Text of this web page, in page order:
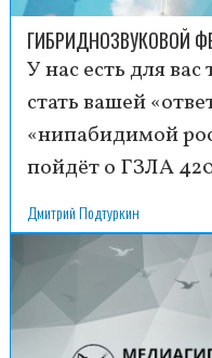
ГИБРИДНОЗВУКОВОЙ
У нас есть для
стать вашей
«нипабидимой
пойдёт о ГЗЛА
Дмитрий Подтуркин